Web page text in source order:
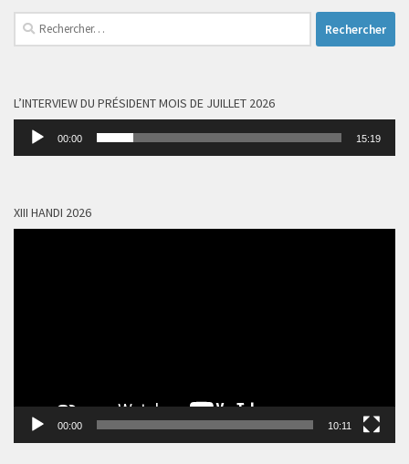
Rechercher :
L’INTERVIEW DU PRÉSIDENT MOIS DE JUILLET 2026
Lecteur
00:00 15:19
XIII HANDI 2026
00:00 10:11